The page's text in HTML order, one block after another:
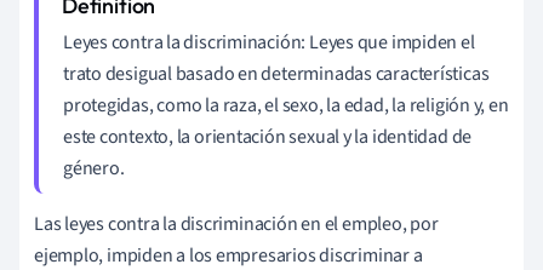
Leyes contra la discriminación: Leyes que impiden el
trato desigual basado en determinadas características
protegidas, como la raza, el sexo, la edad, la religión y, en
este contexto, la orientación sexual y la identidad de
género.
Las leyes contra la discriminación en el empleo, por
ejemplo, impiden a los empresarios discriminar a